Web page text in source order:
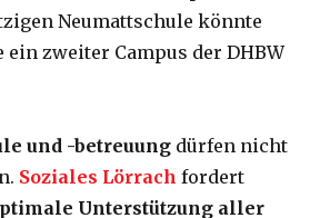
Neumattschule könnte
zweiter Campus der DHBW
und -betreuung dürfen nicht
Soziales Lörrach fordert
Unterstützung aller